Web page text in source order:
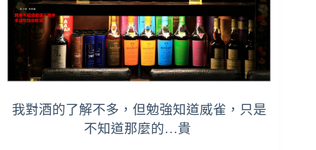
我對酒的了解不多，但勉強知道威雀，只是
不知道那麼的…貴